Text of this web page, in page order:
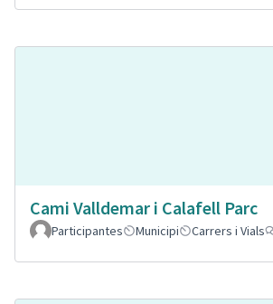
Cami Valldemar i Calafell Parc
Participantes
Municipi Carrers i Vials